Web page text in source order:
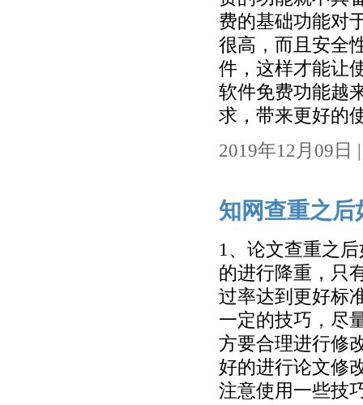
费的基础功能对
很高，而且安全
件，这样才能让
软件免费功能越
求，带来更好的
2019年12月09日
知网查重之后
1、论文查重之
的进行降重，只
过率达到更好标
一定的技巧，尽
方要合理进行修
好的进行论文修
注意使用一些技